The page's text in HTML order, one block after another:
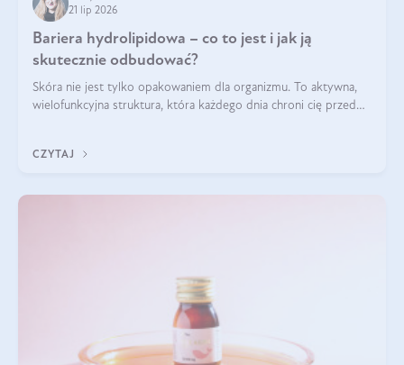
21 lip 2026
Bariera hydrolipidowa – co to jest i jak ją
skutecznie odbudować?
Skóra nie jest tylko opakowaniem dla organizmu. To aktywna,
wielofunkcyjna struktura, która każdego dnia chroni cię przed
bariera hydrolipidowa.
CZYTAJ